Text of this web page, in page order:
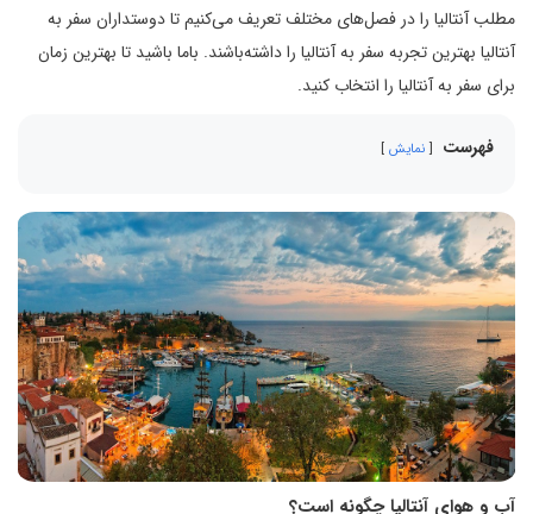
مطلب آنتالیا را در فصل‌های مختلف تعریف می‌کنیم تا دوستداران سفر به
آنتالیا بهترین تجربه سفر به آنتالیا را داشته‌باشند. باما باشید تا بهترین زمان
برای سفر به آنتالیا را انتخاب کنید.
فهرست نمایش
آب و هوای آنتالیا چگونه است؟